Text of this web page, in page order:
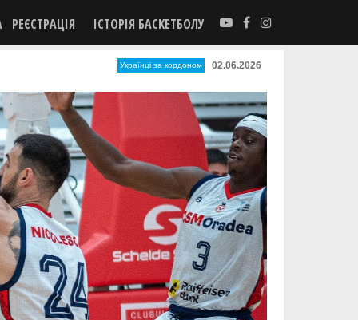
РЕЄСТРАЦІЯ ІСТОРІЯ БАСКЕТБОЛУ
Українці за кордоном 02.06.2026